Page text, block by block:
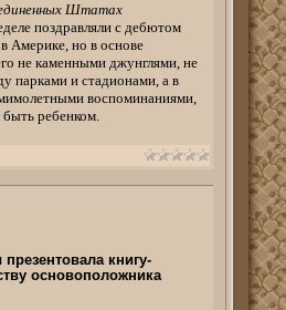
Штатах
поздравляли с дебютом
Америке, но в основе
не каменными джунглями, не
парками и стадионами, а в
воспоминаниями,
быть ребенком.
книгу-
основоположника